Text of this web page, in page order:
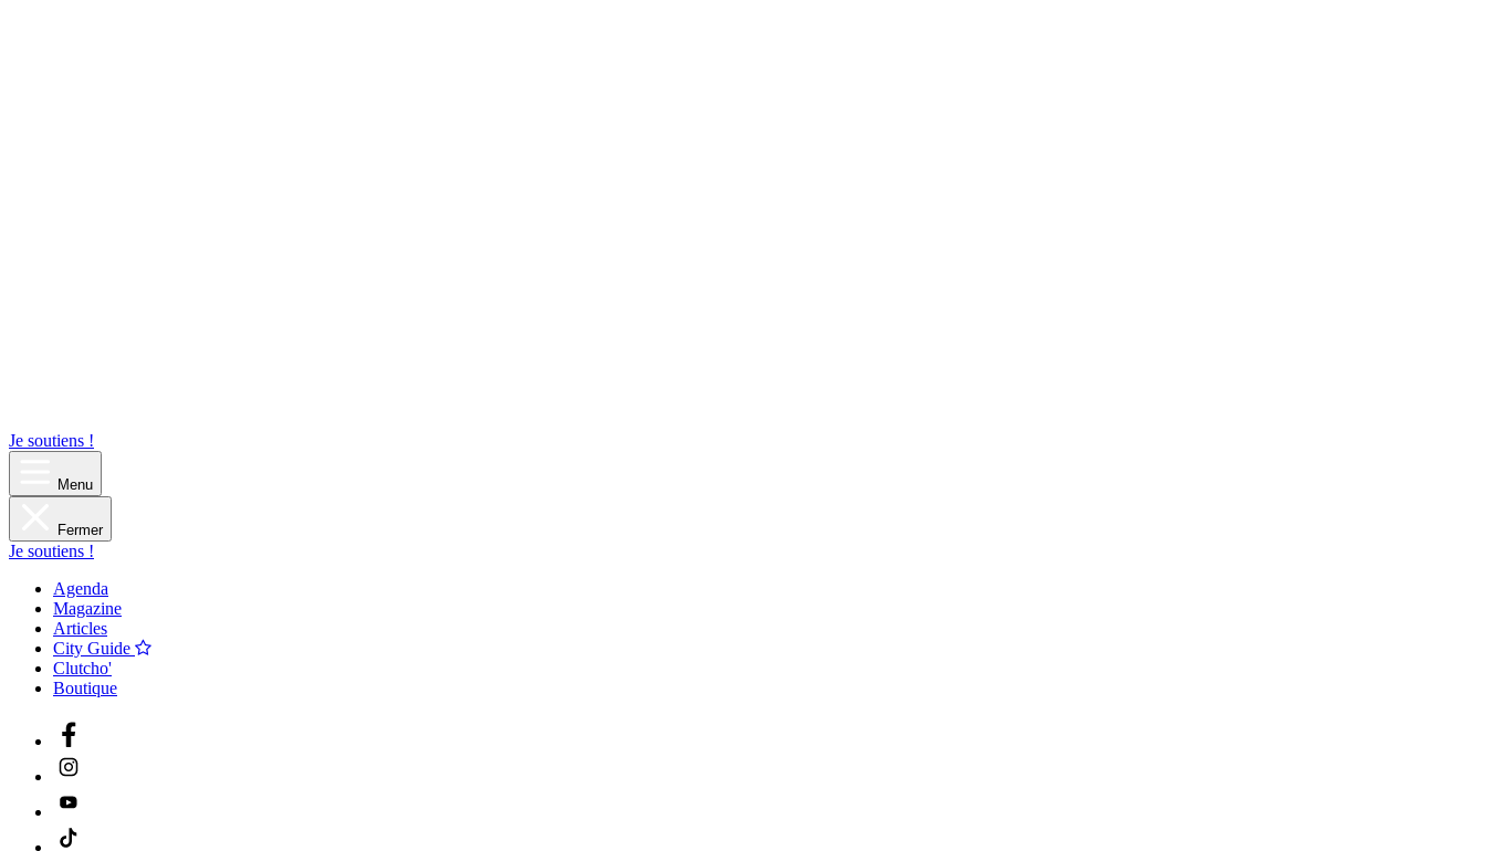
Je soutiens !
Menu
Fermer
Je soutiens !
Agenda
Magazine
Articles
City Guide
Clutcho'
Boutique